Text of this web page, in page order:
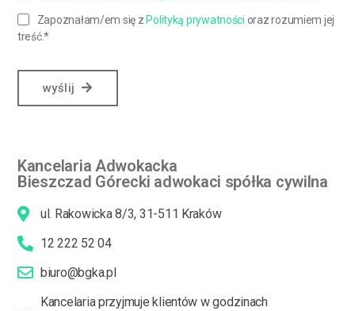
Zapoznałam/em się z Polityką prywatności oraz rozumiem jej
treść.*
wyślij
Kancelaria Adwokacka
Bieszczad Górecki adwokaci spółka cywilna
ul. Rakowicka 8/3, 31-511 Kraków
12 222 52 04
biuro@bgka.pl
Kancelaria przyjmuje klientów w godzinach